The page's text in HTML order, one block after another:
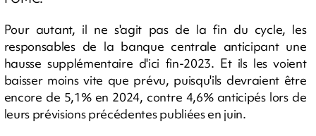
Pour autant, il ne s'agit pas de la fin du cycle, les
responsables de la banque centrale anticipant une
hausse supplémentaire d'ici fin-2023. Et ils les voient
baisser moins vite que prévu, puisqu'ils devraient être
encore de 5,1% en 2024, contre 4,6% anticipés lors de
leurs prévisions précédentes publiées en juin.